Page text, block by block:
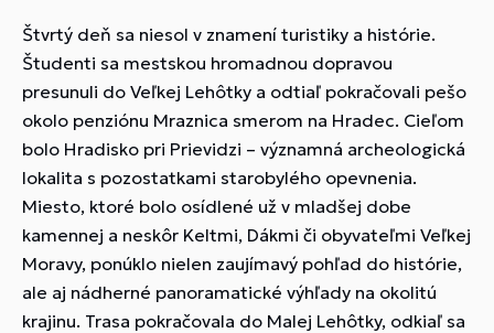
Štvrtý deň sa niesol v znamení turistiky a histórie.
Študenti sa mestskou hromadnou dopravou
presunuli do Veľkej Lehôtky a odtiaľ pokračovali pešo
okolo penziónu Mraznica smerom na Hradec. Cieľom
bolo Hradisko pri Prievidzi – významná archeologická
lokalita s pozostatkami starobylého opevnenia.
Miesto, ktoré bolo osídlené už v mladšej dobe
kamennej a neskôr Keltmi, Dákmi či obyvateľmi Veľkej
Moravy, ponúklo nielen zaujímavý pohľad do histórie,
ale aj nádherné panoramatické výhľady na okolitú
krajinu. Trasa pokračovala do Malej Lehôtky, odkiaľ sa